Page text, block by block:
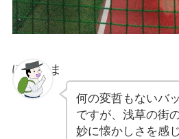
ぽちゃま
何の変哲もないバ
ですが、浅草の街
妙に懐かしさを感じ